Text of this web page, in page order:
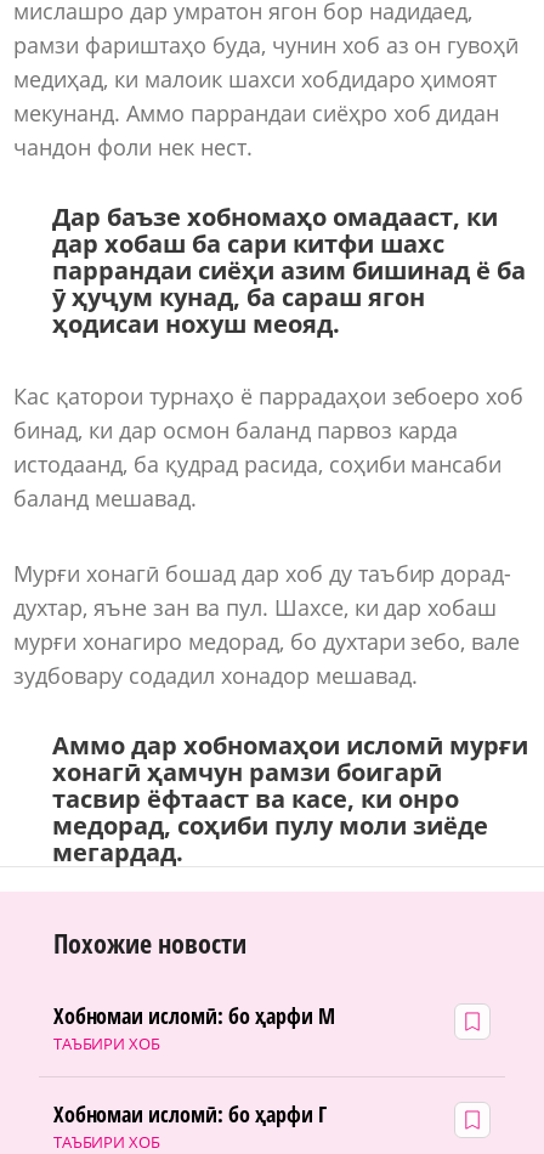
мислашро дар умратон ягон бор надидаед,
рамзи фариштаҳо буда, чунин хоб аз он гувоҳӣ
медиҳад, ки малоик шахси хобдидаро ҳимоят
мекунанд. Аммо паррандаи сиёҳро хоб дидан
чандон фоли нек нест.
Дар баъзе хобномаҳо омадааст, ки
дар хобаш ба сари китфи шахс
паррандаи сиёҳи азим бишинад ё ба
ӯ ҳуҷум кунад, ба сараш ягон
ҳодисаи нохуш меояд.
Кас қаторои турнаҳо ё паррадаҳои зебоеро хоб
бинад, ки дар осмон баланд парвоз карда
истодаанд, ба қудрад расида, соҳиби мансаби
баланд мешавад.
Мурғи хонагӣ бошад дар хоб ду таъбир дорад-
духтар, яъне зан ва пул. Шахсе, ки дар хобаш
мурғи хонагиро медорад, бо духтари зебо, вале
зудбовару содадил хонадор мешавад.
Аммо дар хобномаҳои исломӣ мурғи
хонагӣ ҳамчун рамзи боигарӣ
тасвир ёфтааст ва касе, ки онро
медорад, соҳиби пулу моли зиёде
мегардад.
Похожие новости
ТАЪБИРИ ХОБ
Хобномаи исломӣ: бо ҳарфи М
ТАЪБИРИ ХОБ
Хобномаи исломӣ: бо ҳарфи Г